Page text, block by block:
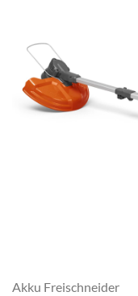
Akku Freischneider